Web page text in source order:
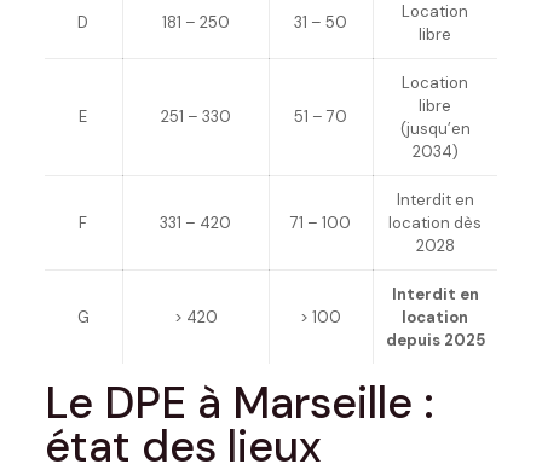
D 181 – 250 31 – 50
Location
libre
E 251 – 330 51 – 70
Location
libre
(jusqu’en
2034)
F 331 – 420 71 – 100
Interdit en
location dès
2028
G > 420 > 100
Interdit en
location
depuis 2025
Le DPE à Marseille :
état des lieux